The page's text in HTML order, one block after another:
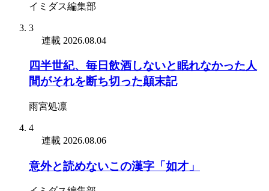
イミダス編集部
3
連載 2026.08.04
四半世紀、毎日飲酒しないと眠れなかった人
間がそれを断ち切った顛末記
雨宮処凛
4
連載 2026.08.06
意外と読めないこの漢字「如才」